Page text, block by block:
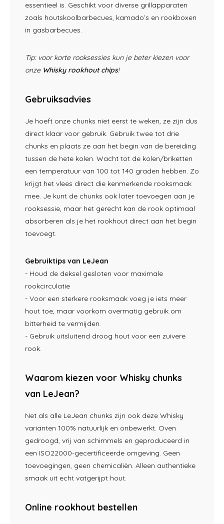
essentieel is. Geschikt voor diverse grillapparaten
zoals houtskoolbarbecues, kamado’s en rookboxen
in gasbarbecues.
Tip: voor korte rooksessies kun je beter kiezen voor
onze Whisky rookhout chips!
Gebruiksadvies
Je hoeft onze chunks niet eerst te weken, ze zijn dus
direct klaar voor gebruik. Gebruik twee tot drie
chunks en plaats ze aan het begin van de bereiding
tussen de hete kolen. Wacht tot de kolen/briketten
een temperatuur van 100 tot 140 graden hebben. Zo
krijgt het vlees direct die kenmerkende rooksmaak
mee. Je kunt de chunks ook later toevoegen aan je
rooksessie, maar het gerecht kan de rook optimaal
absorberen als je het rookhout direct aan het begin
toevoegt.
Gebruiktips van LeJean
- Houd de deksel gesloten voor maximale
rookcirculatie
- Voor een sterkere rooksmaak voeg je iets meer
hout toe, maar voorkom overmatig gebruik om
bitterheid te vermijden.
- Gebruik uitsluitend droog hout voor een zuivere
rook.
Waarom kiezen voor Whisky chunks
van LeJean?
Net als alle LeJean chunks zijn ook deze Whisky
varianten 100% natuurlijk en onbewerkt. Oven
gedroogd, vrij van schimmels en geproduceerd in
een ISO22000-gecertificeerde omgeving. Geen
toevoegingen, geen chemicaliën. Alleen authentieke
smaak uit echt vatgerijpt hout.
Online rookhout bestellen